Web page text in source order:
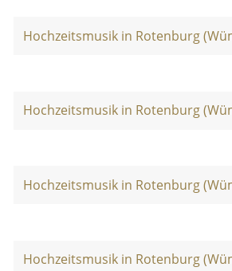
Hochzeitsmusik in Rotenburg
Hochzeitsmusik in Rotenburg
Hochzeitsmusik in Rotenburg
Hochzeitsmusik in Rotenburg